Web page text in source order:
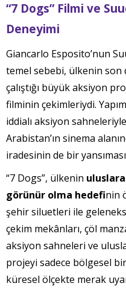
“7 Dogs” Filmi ve
Deneyimi
Giancarlo Esposito’nun
temel sebebi, ülkenin
çalıştığı büyük aksiyon
filminin çekimleriydi.
iddialı aksiyon
Arabistan’ın sinema
iradesinin de bir
“7 Dogs”, ülkenin
görünür olma hedefinin
şehir siluetleri ile
çekim mekânları, çöl
aksiyon sahneleri ve
projeyi sadece bölgesel
küresel ölçekte merak